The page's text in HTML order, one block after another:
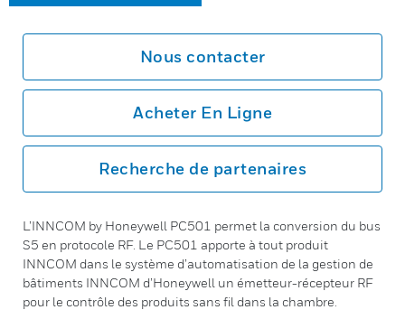
Nous contacter
Acheter En Ligne
Recherche de partenaires
L’INNCOM by Honeywell PC501 permet la conversion du bus
S5 en protocole RF. Le PC501 apporte à tout produit
INNCOM dans le système d’automatisation de la gestion de
bâtiments INNCOM d’Honeywell un émetteur-récepteur RF
pour le contrôle des produits sans fil dans la chambre.